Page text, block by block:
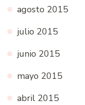
agosto 2015
julio 2015
junio 2015
mayo 2015
abril 2015